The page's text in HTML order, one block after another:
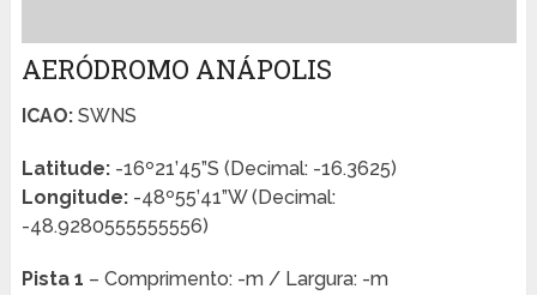
AERÓDROMO ANÁPOLIS
ICAO:SWNS
Latitude:-16º21’45”S (Decimal: -16.3625)
Longitude:-48º55’41”W (Decimal:
-48.9280555555556)
Pista 1 – Comprimento: -m / Largura: -m